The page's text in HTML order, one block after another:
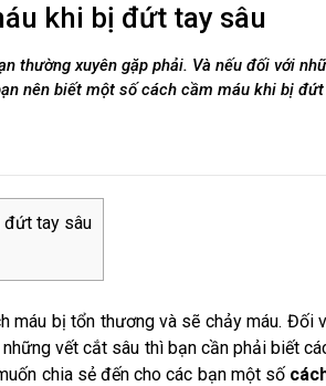
khi bị đứt tay sâu
thường xuyên gặp phải. Và nếu đối với
nên biết một số cách cầm máu khi bị
đứt tay sâu
máu bị tổn thương và sẽ chảy máu. Đối
vết cắt sâu thì bạn cần phải biết
chia sẻ đến cho các bạn một số